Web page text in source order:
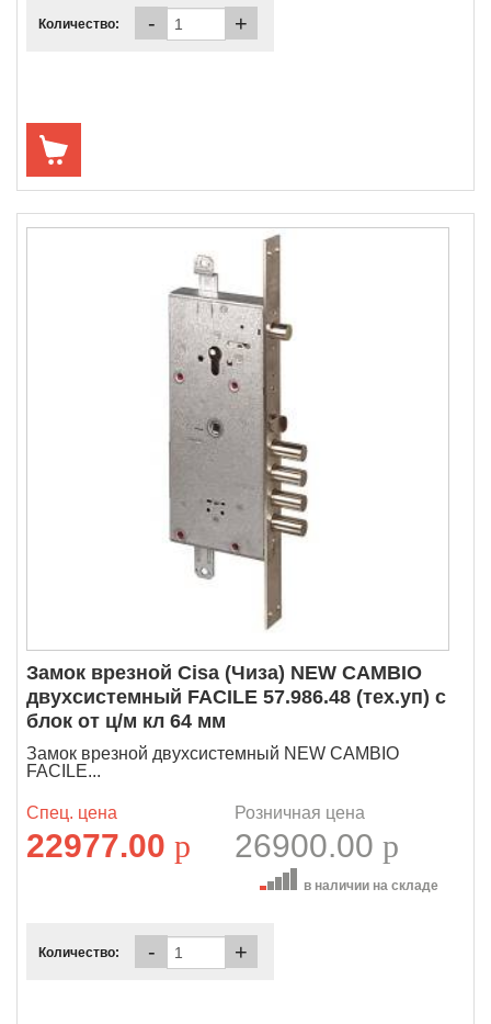
Количество: - +
Замок врезной Cisa (Чиза) NEW CAMBIO
двухсистемный FACILE 57.986.48 (тех.уп) с
блок от ц/м кл 64 мм
Замок врезной двухсистемный NEW CAMBIO
FACILE...
Спец. цена
22977.00 p
Розничная цена
26900.00 p
в наличии на складе
Количество: - +